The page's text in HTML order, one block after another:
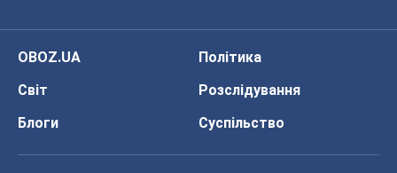
OBOZ.UA
Політика
Світ
Розслідування
Блоги
Суспільство